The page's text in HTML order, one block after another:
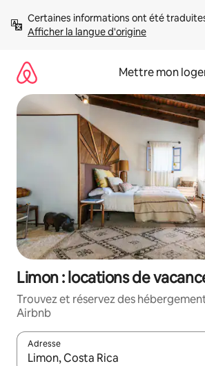
directement
Afficher la langue d'origine
Mettre mon
Limon : locations de
Trouvez et réservez des
Airbnb
Adresse
Lorsque les résultats s'affichent,